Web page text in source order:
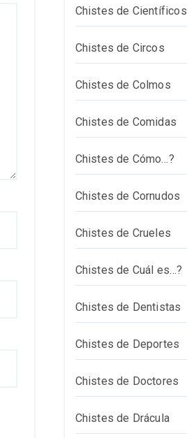
Chistes de Científicos
Chistes de Circos
Chistes de Colmos
Chistes de Comidas
Chistes de Cómo…?
Chistes de Cornudos
Chistes de Crueles
Chistes de Cuál es…?
Chistes de Dentistas
Chistes de Deportes
Chistes de Doctores
Chistes de Drácula